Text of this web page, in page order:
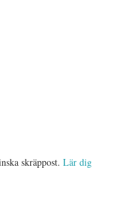
skräppost.Lär dig